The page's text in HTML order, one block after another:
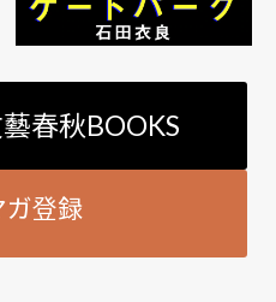
春秋BOOKS
ガ登録